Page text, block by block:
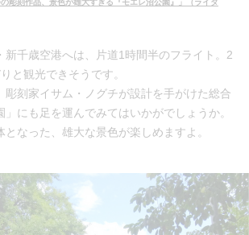
彫刻作品、景色が雄大すぎる『モエレ沼公園』」（ライタ
新千歳空港へは、片道1時間半のフライト。2
と観光できそうです。
彫刻家イサム・ノグチが設計を手がけた総合
にも足を運んでみてはいかがでしょうか。
となった、雄大な景色が楽しめますよ。